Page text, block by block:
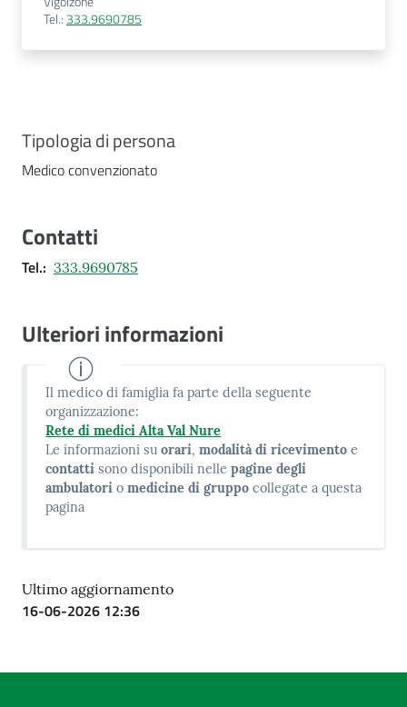
Salute
Scuole
ed Enti
su
Tel.: 333.9690785
Tipologia di persona
Medico convenzionato
Contatti
Tel.: 333.9690785
Ulteriori informazioni
Il medico di famiglia fa parte della seguente
organizzazione:
Rete di medici Alta Val Nure
Le informazioni suorari,modalità di ricevimento e
contattisono disponibili nellepagine degli
ambulatoriomedicine di gruppocollegate a questa
pagina
Ultimo aggiornamento
16-06-2026 12:36